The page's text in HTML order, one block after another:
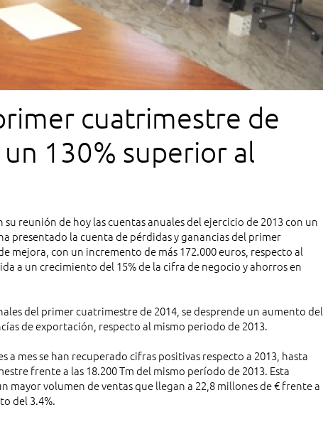
cuatrimestre de
130% superior al
reunión de hoy las cuentas anuales del ejercicio de 2013 con un
presentado la cuenta de pérdidas y ganancias del primer
mejora, con un incremento de más 172.000 euros, respecto al
a un crecimiento del 15% de la cifra de negocio y ahorros en
del primer cuatrimestre de 2014, se desprende un aumento del
de exportación, respecto al mismo periodo de 2013.
mes se han recuperado cifras positivas respecto a 2013, hasta
frente a las 18.200 Tm del mismo período de 2013. Esta
volumen de ventas que llegan a 22,8 millones de € frente a
del 3.4%.